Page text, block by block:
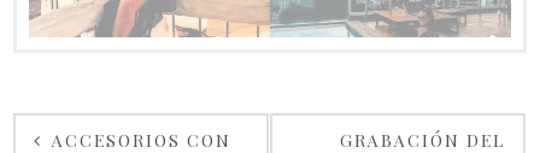
ACCESORIOS CON
GRABACIÓN DEL